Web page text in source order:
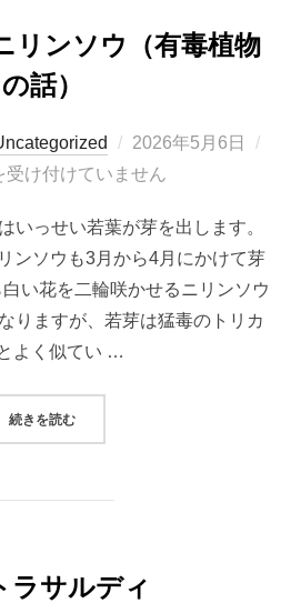
リンソウ（有毒植物
の話）
投
稿
2026年5月6日
受け付けていません
いっせい若葉が芽を出します。
ンソウも3月から4月にかけて芽
い花を二輪咲かせるニリンソウ
りますが、若芽は猛毒のトリカ
よく似てい …
続きを読む“トリカブトとニリンソウ（有毒植
ラサルディ